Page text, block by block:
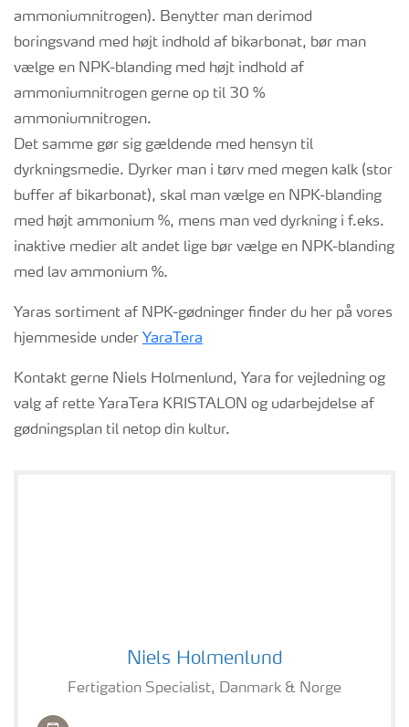
ammoniumnitrogen). Benytter man derimod
boringsvand med højt indhold af bikarbonat, bør man
vælge en NPK-blanding med højt indhold af
ammoniumnitrogen gerne op til 30 %
ammoniumnitrogen.
Det samme gør sig gældende med hensyn til
dyrkningsmedie. Dyrker man i tørv med megen kalk (stor
buffer af bikarbonat), skal man vælge en NPK-blanding
med højt ammonium %, mens man ved dyrkning i f.eks.
inaktive medier alt andet lige bør vælge en NPK-blanding
med lav ammonium %.
Yaras sortiment af NPK-gødninger finder du her på vores
hjemmeside under YaraTera
Kontakt gerne Niels Holmenlund, Yara for vejledning og
valg af rette YaraTera KRISTALON og udarbejdelse af
gødningsplan til netop din kultur.
Niels Holmenlund
Fertigation Specialist, Danmark & Norge